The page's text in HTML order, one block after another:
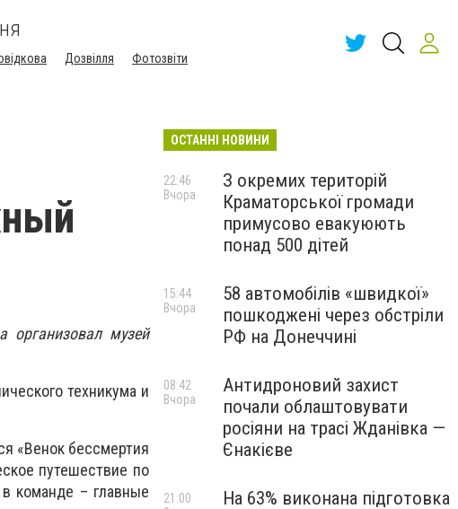
Дозвілля Фотозвіти
организовал музей
техникума и
«Венок бессмертия
путешествие по
в команде – главные
ОСТАННІ НОВИНИ
З окремих територій
Краматорської громади
примусово евакуюють
понад 500 дітей
22:46
Вчора
58 автомобілів «швидкої»
пошкоджені через обстріли
РФ на Донеччині
15:44
Вчора
Антидроновий захист
почали облаштовувати
росіяни на трасі Жданівка —
Єнакієве
08:42
Вчора
На 63% виконана підготовка
21:00